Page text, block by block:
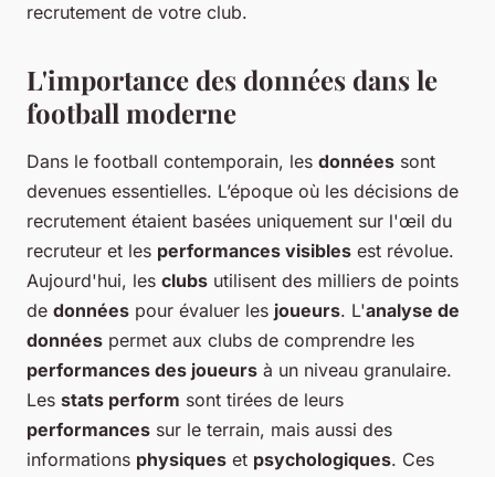
recrutement de votre club.
L'importance des données dans le
football moderne
Dans le football contemporain, les données sont
devenues essentielles. L’époque où les décisions de
recrutement étaient basées uniquement sur l'œil du
recruteur et les performances visibles est révolue.
Aujourd'hui, les clubs utilisent des milliers de points
de données pour évaluer les joueurs. L'analyse de
données permet aux clubs de comprendre les
performances des joueurs à un niveau granulaire.
Les stats perform sont tirées de leurs
performances sur le terrain, mais aussi des
informations physiques et psychologiques. Ces